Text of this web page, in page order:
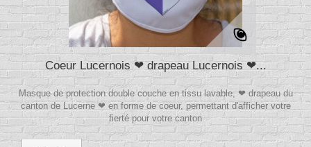
Coeur Lucernois ❤ drapeau Lucernois ❤...
Masque de protection double couche en tissu lavable, ❤ drapeau du
canton de Lucerne ❤ en forme de coeur, permettant d'afficher votre
fierté pour votre canton